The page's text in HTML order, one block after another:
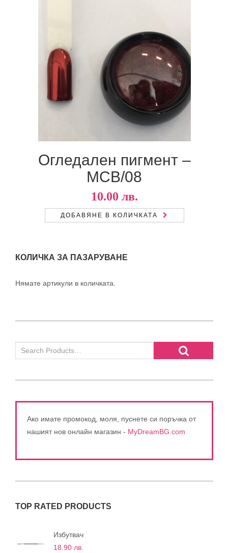
Огледален пигмент –
MCB/08
10.00 лв.
ДОБАВЯНЕ В КОЛИЧКАТА
КОЛИЧКА ЗА ПАЗАРУВАНЕ
Нямате артикули в количката.
Ако имате промокод, моля, пуснете си поръчка от
нашият нов онлайн магазин - MyDreamBG.com
TOP RATED PRODUCTS
Избутвач
18.90 лв.